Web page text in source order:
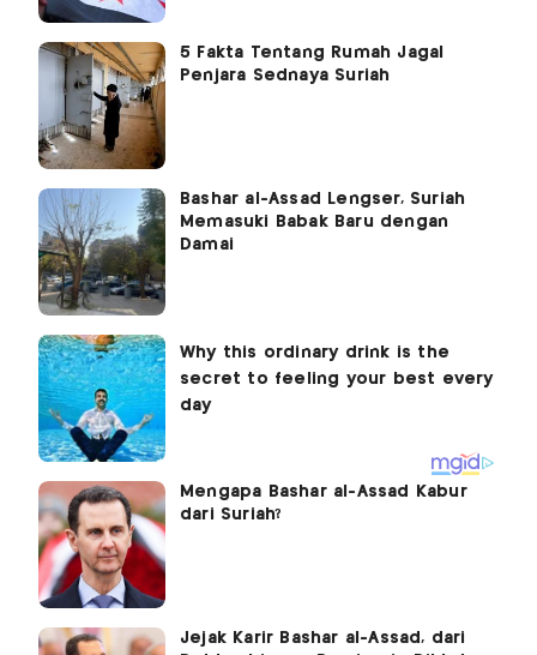
5 Fakta Tentang Rumah Jagal
Penjara Sednaya Suriah
Bashar al-Assad Lengser, Suriah
Memasuki Babak Baru dengan
Damai
Mengapa Bashar al-Assad Kabur
dari Suriah?
Jejak Karir Bashar al-Assad, dari